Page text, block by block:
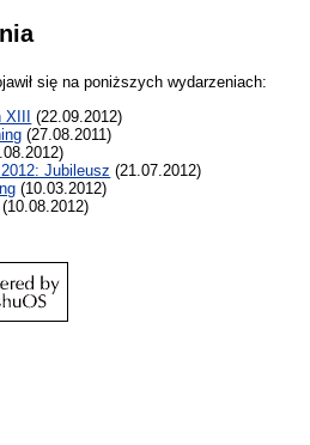
się na poniższych wydarzeniach:
XIII (22.09.2012)
(27.08.2011)
Jubileusz (21.07.2012)
(10.03.2012)
(10.08.2012)